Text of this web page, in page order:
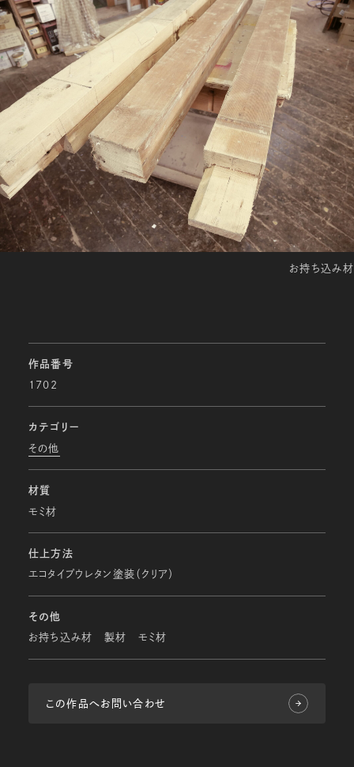
お持ち込み材
作品番号
1702
カテゴリー
その他
材質
モミ材
仕上方法
エコタイプウレタン塗装（クリア）
その他
お持ち込み材 製材 モミ材
この作品へお問い合わせ